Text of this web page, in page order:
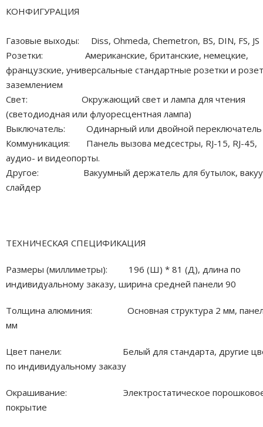
КОНФИГУРАЦИЯ
Газовые выходы: Diss, Ohmeda, Chemetron, BS, DIN, FS, JS
Розетки: Американские, британские, немецкие,
французские, универсальные стандартные розетки и
заземлением
Свет: Окружающий свет и лампа для чтения
(светодиодная или флуоресцентная лампа)
Выключатель: Одинарный или двойной переключатель
Коммуникация: Панель вызова медсестры, RJ-15, RJ-45,
аудио- и видеопорты.
Другое: Вакуумный держатель для бутылок,
слайдер
ТЕХНИЧЕСКАЯ СПЕЦИФИКАЦИЯ
Размеры (миллиметры): 196 (Ш) * 81 (Д), длина по
индивидуальному заказу, ширина средней панели 90
Толщина алюминия: Основная структура 2 мм,
мм
Цвет панели: Белый для стандарта, другие
по индивидуальному заказу
Окрашивание: Электростатическое
покрытие